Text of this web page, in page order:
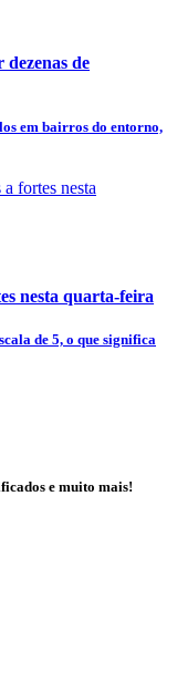
de
em bairros do entorno,
nesta quarta-feira
de 5, o que significa
e muito mais!